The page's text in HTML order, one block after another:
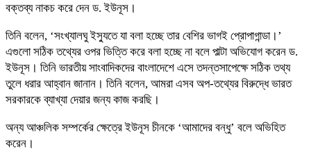
বক্তব্য নাকচ করে দেন ড. ইউনূস।
তিনি বলেন, ‘সংখ্যালঘু ইস্যুতে যা বলা হচ্ছে তার বেশির ভাগই প্রোপাগান্ডা।’
এগুলো সঠিক তথ্যের ওপর ভিত্তি করে বলা হচ্ছে না বলে পাল্টা অভিযোগ করেন ড.
ইউনূস। তিনি ভারতীয় সাংবাদিকদের বাংলাদেশে এসে তদন্তসাপেক্ষে সঠিক তথ্য
তুলে ধরার আহ্বান জানান। তিনি বলেন, আমরা এসব অপ-তথ্যের বিরুদ্ধে ভারত
সরকারকে ব্যাখ্যা দেয়ার জন্য কাজ করছি।
অন্য আঞ্চলিক সম্পর্কের ক্ষেত্রে ইউনূস চীনকে ‘আমাদের বন্ধু’ বলে অভিহিত
করেন।